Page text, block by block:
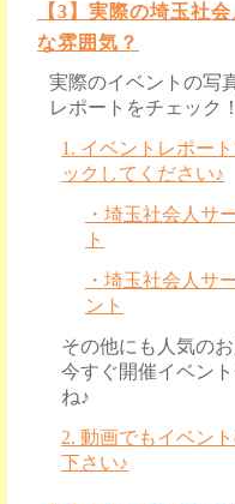
【3】実際の埼玉社
な雰囲気？
実際のイベントの写
レポートをチェック！
1. イベントレポー
ックしてください♪
・埼玉社会人サ
ト
・埼玉社会人サ
ント
その他にも人気の
今すぐ開催イベン
ね♪
2. 動画でもイベン
下さい♪